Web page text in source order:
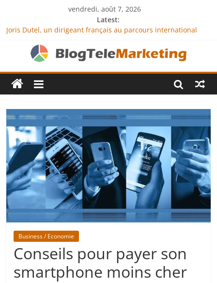
vendredi, août 7, 2026
Latest:
Joris Dutel, un dirigeant français au parcours international
Agria Assurance Animaux : comment l’entreprise se
démarque-t-elle de la concurrence ?
JCA Academy : l’excellence au service de l’indépendance
financière
Denis Bouclon : la diplomatie éducative comme moteur de
Next Terra International : des solutions logistiques au service
du commerce international
Business / Economie
Conseils pour payer son
smartphone moins cher